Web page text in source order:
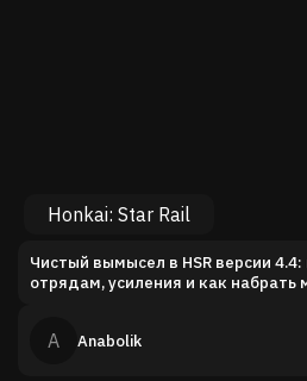
Honkai: Star Rail
Чистый вымысел в HSR версии
отрядам, усиления и как набрать
A Anabolik